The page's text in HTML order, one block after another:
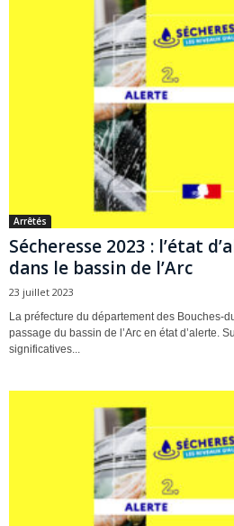
Arrêtés
Sécheresse 2023 : l’état
dans le bassin de l’Arc
23 juillet 2023
La préfecture du département des Bouches-
passage du bassin de l’Arc en état d’alerte.
significatives...